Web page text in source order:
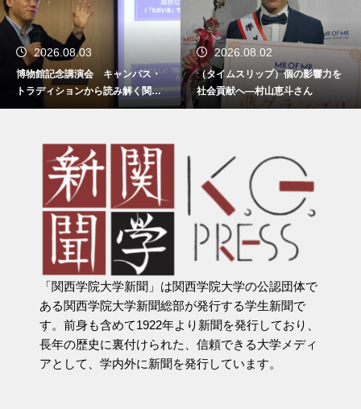
2026.08.03
博物館記念講演会 キャンパス・
トラディションから読み解く関西
学院
2026.08.02
（タイムスリップ）個の影響力を
社会貢献へ―村山恵斗さん
「関西学院大学新聞」は関西学院大学の公認団体で
ある関西学院大学新聞総部が発行する学生新聞で
す。前身も含めて1922年より新聞を発行しており、
長年の歴史に裏付けられた、信頼できる大学メディ
アとして、学内外に新聞を発行しています。